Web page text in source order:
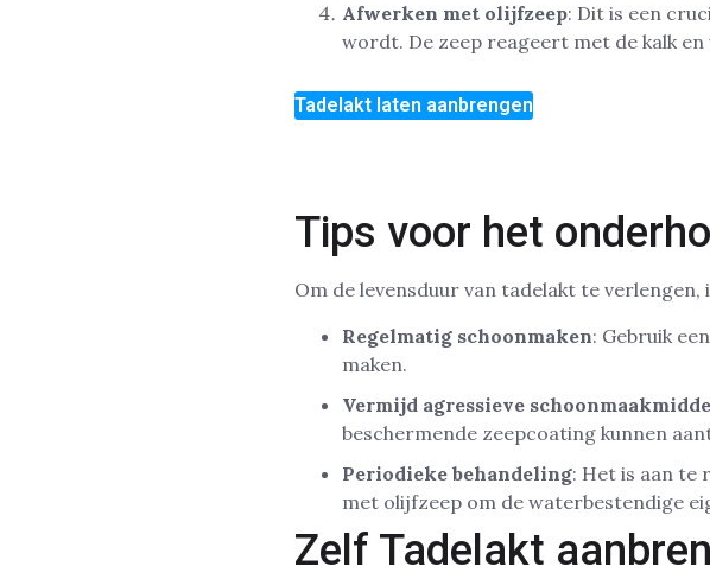
Afwerken met olijfzeep: Dit is een
wordt. De zeep reageert met de kalk
Tadelakt laten aanbrengen
Tips voor het
Om de levensduur van tadelakt te
Regelmatig schoonmaken: Gebruik
maken.
Vermijd agressieve
beschermende zeepcoating kunnen
Periodieke behandeling: Het is aan te
met olijfzeep om de waterbestendige
Zelf Tadelakt